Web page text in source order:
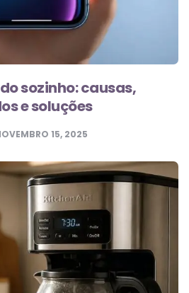
sozinho: causas,
e soluções
15, 2025